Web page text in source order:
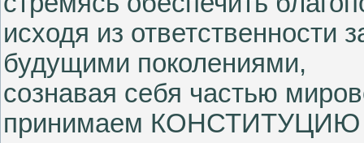
исходя из
будущими поколениями,
сознавая себя частью
принимаем